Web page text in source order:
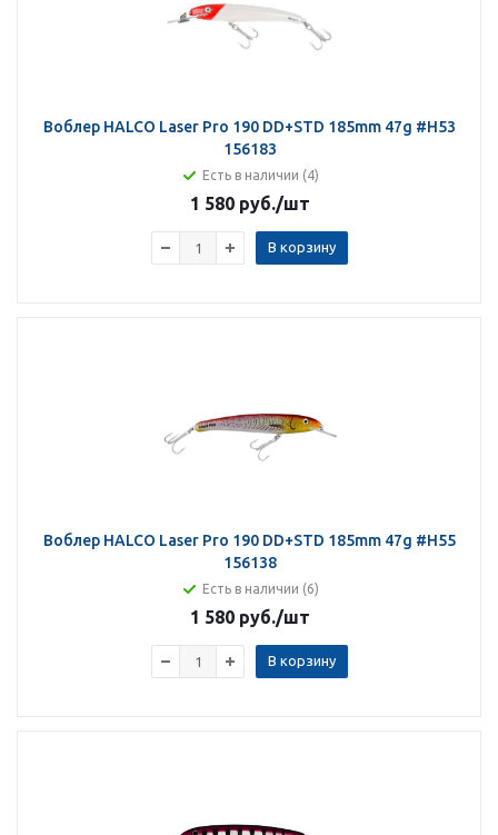
Воблер HALCO Laser Pro 190 DD+STD 185mm 47g #H53
156183
Есть в наличии (4)
1 580 руб./шт
В корзину
Воблер HALCO Laser Pro 190 DD+STD 185mm 47g #H55
156138
Есть в наличии (6)
1 580 руб./шт
В корзину